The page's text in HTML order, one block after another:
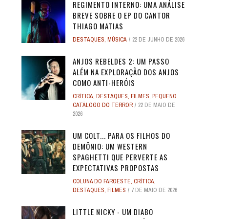
REGIMENTO INTERNO: UMA ANÁLISE
BREVE SOBRE O EP DO CANTOR
THIAGO MATIAS
DESTAQUES, MÚSICA 22 DE JUNHO DE 2026
ANJOS REBELDES 2: UM PASSO
ALÉM NA EXPLORAÇÃO DOS ANJOS
COMO ANTI-HERÓIS
CRÍTICA, DESTAQUES, FILMES, PEQUENO
CATÁLOGO DO TERROR
22 DE MAIO DE
2026
UM COLT... PARA OS FILHOS DO
DEMÔNIO: UM WESTERN
SPAGHETTI QUE PERVERTE AS
EXPECTATIVAS PROPOSTAS
COLUNA DO FAROESTE, CRÍTICA,
DESTAQUES, FILMES 7 DE MAIO DE 2026
LITTLE NICKY - UM DIABO